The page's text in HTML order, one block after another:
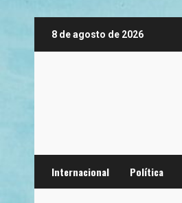
8 de agosto de 2026
Internacional Política